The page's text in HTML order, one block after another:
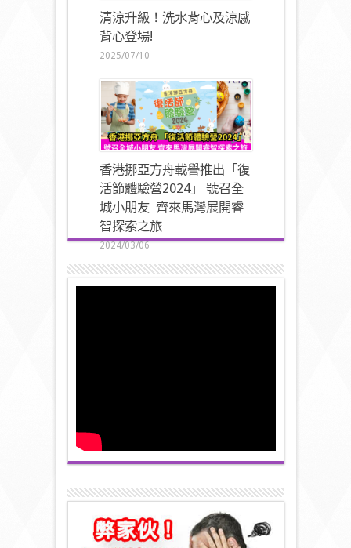
清涼升級！洗水背心及涼感
背心登場!
2025/07/10
香港挪亞方舟載譽推出「復
活節體驗營2024」 號召全
城小朋友 齊來馬灣展開睿
智探索之旅
2024/03/06